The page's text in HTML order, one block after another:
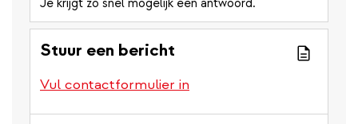
Je krijgt zo snel mogelijk een antwoord.
Stuur een bericht
Vul contactformulier in